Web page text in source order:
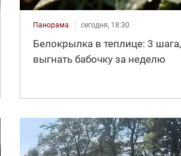
Панорама сегодня, 18:30
Белокрылка в теплице: 3
выгнать бабочку за неделю